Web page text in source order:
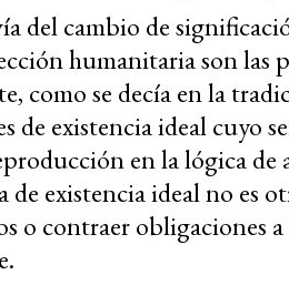
del cambio de
humanitaria son las
como se decía en la
de existencia ideal cuyo
en la lógica de
de existencia ideal no es
o contraer obligaciones